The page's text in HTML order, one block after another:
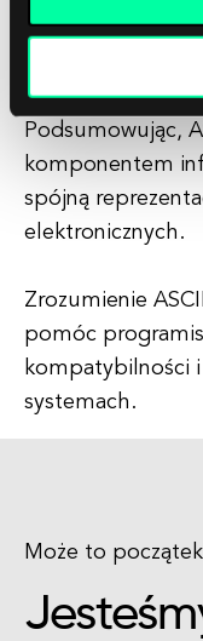
kodowania
wspierają
uwzględnić
Podsumowując,
komponentem
spójną
elektronicznych.
Zrozumienie
pomóc
kompatybilności
systemach.
Może to